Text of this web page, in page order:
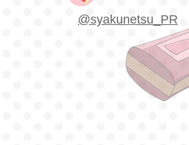
@syakunetsu_PR